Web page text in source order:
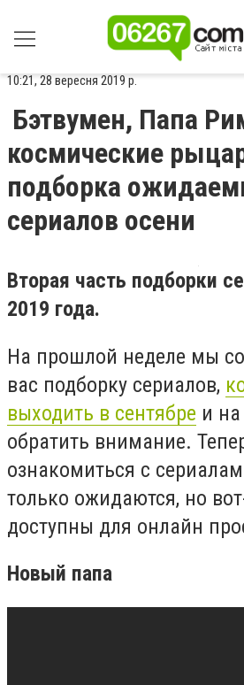
10:21, 28 вересня 2019 р.
Бэтвумен, Папа
космические
подборка
сериалов осени
Вторая часть подборки
2019 года.
На прошлой неделе мы
вас подборку сериалов,
выходить в сентябре и
обратить внимание.
ознакомиться с
только ожидаются, но
доступны для онлайн
Новый папа